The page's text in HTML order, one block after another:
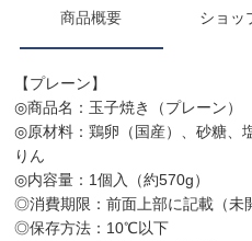
商品概要 ショッ
【プレーン】
◎商品名：玉子焼き（プレーン）
◎原材料：鶏卵（国産）、砂糖、
りん
◎内容量：1個入（約570g）
◎消費期限：前面上部に記載（未
◎保存方法：10℃以下